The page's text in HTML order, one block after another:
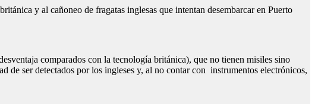
y al cañoneo de fragatas inglesas que intentan desembarcar en Puerto
comparados con la tecnología británica), que no tienen misiles sino
de ser detectados por los ingleses y, al no contar con instrumentos electrónicos,